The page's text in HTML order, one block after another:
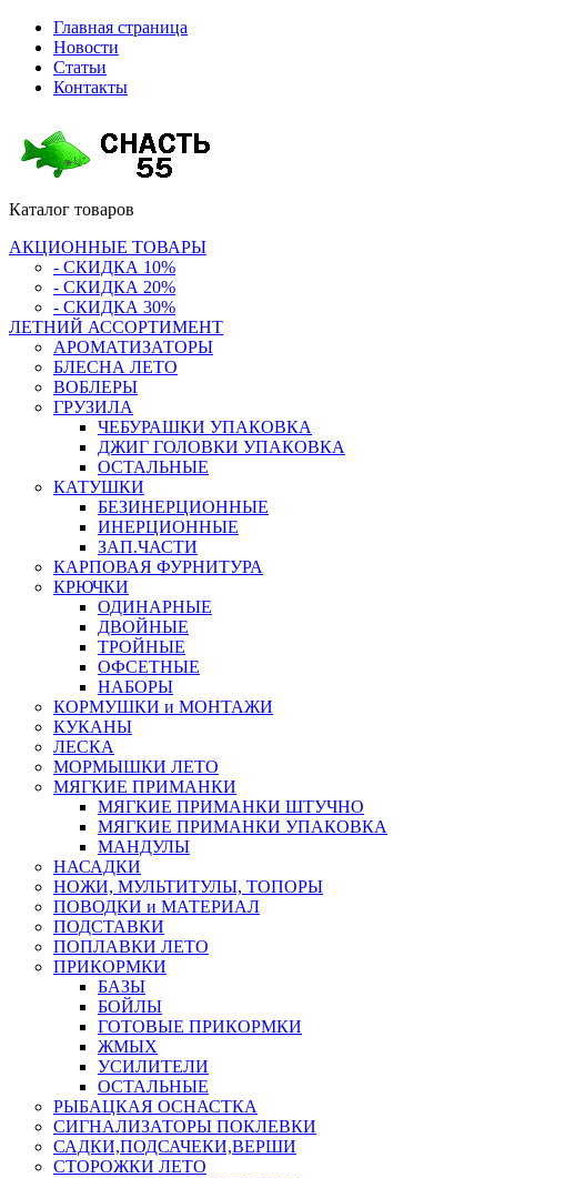
Главная страница
Новости
Статьи
Контакты
Каталог товаров
АКЦИОННЫЕ ТОВАРЫ
- СКИДКА 10%
- СКИДКА 20%
- СКИДКА 30%
ЛЕТНИЙ АССОРТИМЕНТ
АРОМАТИЗАТОРЫ
БЛЕСНА ЛЕТО
ВОБЛЕРЫ
ГРУЗИЛА
ЧЕБУРАШКИ УПАКОВКА
ДЖИГ ГОЛОВКИ УПАКОВКА
ОСТАЛЬНЫЕ
КАТУШКИ
БЕЗИНЕРЦИОННЫЕ
ИНЕРЦИОННЫЕ
ЗАП.ЧАСТИ
КАРПОВАЯ ФУРНИТУРА
КРЮЧКИ
ОДИНАРНЫЕ
ДВОЙНЫЕ
ТРОЙНЫЕ
ОФСЕТНЫЕ
НАБОРЫ
КОРМУШКИ и МОНТАЖИ
КУКАНЫ
ЛЕСКА
МОРМЫШКИ ЛЕТО
МЯГКИЕ ПРИМАНКИ
МЯГКИЕ ПРИМАНКИ ШТУЧНО
МЯГКИЕ ПРИМАНКИ УПАКОВКА
МАНДУЛЫ
НАСАДКИ
НОЖИ, МУЛЬТИТУЛЫ, ТОПОРЫ
ПОВОДКИ и МАТЕРИАЛ
ПОДСТАВКИ
ПОПЛАВКИ ЛЕТО
ПРИКОРМКИ
БАЗЫ
БОЙЛЫ
ГОТОВЫЕ ПРИКОРМКИ
ЖМЫХ
УСИЛИТЕЛИ
ОСТАЛЬНЫЕ
РЫБАЦКАЯ ОСНАСТКА
СИГНАЛИЗАТОРЫ ПОКЛЕВКИ
САДКИ,ПОДСАЧЕКИ,ВЕРШИ
СТОРОЖКИ ЛЕТО